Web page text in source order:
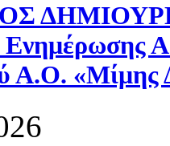
Ενημέρωσης
Α.Ο. «Μίμης